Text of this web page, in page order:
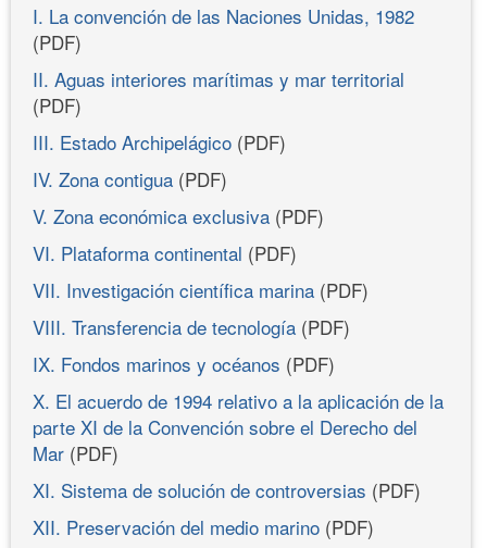
I. La convención de las Naciones Unidas, 1982
(PDF)
II. Aguas interiores marítimas y mar territorial
(PDF)
III. Estado Archipelágico (PDF)
IV. Zona contigua (PDF)
V. Zona económica exclusiva (PDF)
VI. Plataforma continental (PDF)
VII. Investigación científica marina (PDF)
VIII. Transferencia de tecnología (PDF)
IX. Fondos marinos y océanos (PDF)
X. El acuerdo de 1994 relativo a la aplicación de la
parte XI de la Convención sobre el Derecho del
Mar (PDF)
XI. Sistema de solución de controversias (PDF)
XII. Preservación del medio marino (PDF)